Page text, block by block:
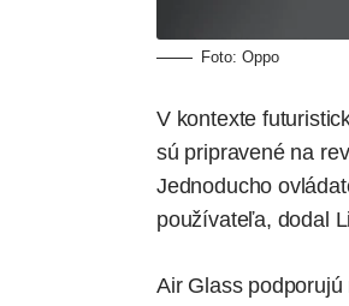
Foto: Oppo
V kontexte
sú pripravené na
Jednoducho
používateľa, dodal
Air Glass